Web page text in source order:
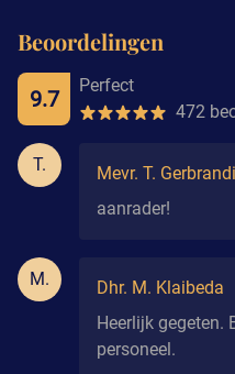
Beoordelingen
9.7
Perfect
472
T.
Mevr. T.
aanrader!
M.
Dhr. M. Klaibeda
Heerlijk gegeten.
personeel.